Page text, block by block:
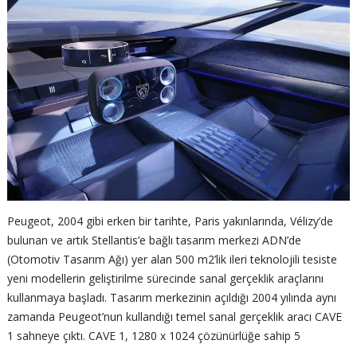
Peugeot, 2004 gibi erken bir tarihte, Paris yakınlarında, Vélizy’de
bulunan ve artık Stellantis’e bağlı tasarım merkezi ADN’de
(Otomotiv Tasarım Ağı) yer alan 500 m2’lik ileri teknolojili tesiste
yeni modellerin geliştirilme sürecinde sanal gerçeklik araçlarını
kullanmaya başladı. Tasarım merkezinin açıldığı 2004 yılında aynı
zamanda Peugeot’nun kullandığı temel sanal gerçeklik aracı CAVE
1 sahneye çıktı. CAVE 1, 1280 x 1024 çözünürlüğe sahip 5